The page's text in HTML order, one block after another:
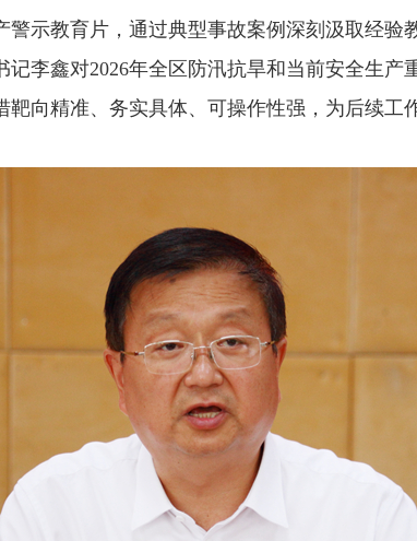
示教育片，通过典型事故案例深刻汲取经
李鑫对2026年全区防汛抗旱和当前安全生
向精准、务实具体、可操作性强，为后续工